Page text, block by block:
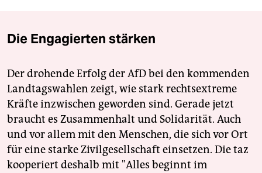
Die Engagierten stärken
Der drohende Erfolg der AfD bei den kommenden
Landtagswahlen zeigt, wie stark rechtsextreme
Kräfte inzwischen geworden sind. Gerade jetzt
braucht es Zusammenhalt und Solidarität. Auch
und vor allem mit den Menschen, die sich vor Ort
für eine starke Zivilgesellschaft einsetzen. Die taz
kooperiert deshalb mit "Alles beginnt im